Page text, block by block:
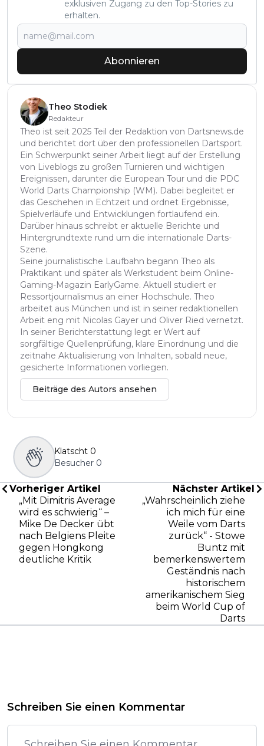
exklusiven Zugang zu den Top-Stories zu
erhalten.
Abonnieren
Theo Stodiek
Redakteur
Theo ist seit 2025 Teil der Redaktion von Dartsnews.de
und berichtet dort über den professionellen Dartsport.
Ein Schwerpunkt seiner Arbeit liegt auf der Erstellung
von Liveblogs zu großen Turnieren und wichtigen
Ereignissen, darunter die European Tour und die PDC
World Darts Championship (WM). Dabei begleitet er
das Geschehen in Echtzeit und ordnet Ergebnisse,
Spielverläufe und Entwicklungen fortlaufend ein.
Darüber hinaus schreibt er aktuelle Berichte und
Hintergrundtexte rund um die internationale Darts-
Szene.
Seine journalistische Laufbahn begann Theo als
Praktikant und später als Werkstudent beim Online-
Gaming-Magazin EarlyGame. Aktuell studiert er
Ressortjournalismus an einer Hochschule. Theo
arbeitet aus München und ist in seiner redaktionellen
Arbeit eng mit Nicolas Gayer und Oliver Ried vernetzt.
In seiner Berichterstattung legt er Wert auf
sorgfältige Quellenprüfung, klare Einordnung und die
zeitnahe Aktualisierung von Inhalten, sobald neue,
gesicherte Informationen vorliegen.
Beiträge des Autors ansehen
Klatscht 0
Besucher 0
Vorheriger Artikel
„Mit Dimitris Average
wird es schwierig“ –
Mike De Decker übt
nach Belgiens Pleite
gegen Hongkong
deutliche Kritik
Nächster Artikel
„Wahrscheinlich ziehe
ich mich für eine
Weile vom Darts
zurück“ - Stowe
Buntz mit
bemerkenswertem
Geständnis nach
historischem
amerikanischem Sieg
beim World Cup of
Darts
Schreiben Sie einen Kommentar